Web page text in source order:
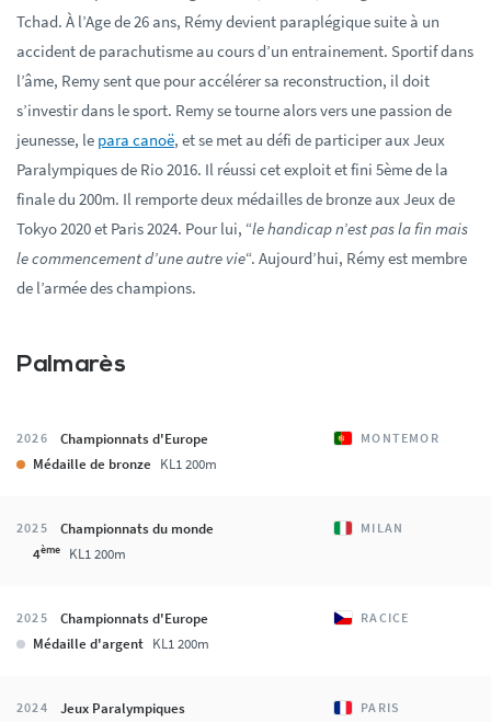
Tchad. À l’Age de 26 ans, Rémy devient paraplégique suite à un
accident de parachutisme au cours d’un entrainement. Sportif dans
l’âme, Remy sent que pour accélérer sa reconstruction, il doit
s’investir dans le sport. Remy se tourne alors vers une passion de
jeunesse, le para canoë, et se met au défi de participer aux Jeux
Paralympiques de Rio 2016. Il réussi cet exploit et fini 5ème de la
finale du 200m. Il remporte deux médailles de bronze aux Jeux de
Tokyo 2020 et Paris 2024. Pour lui, “le handicap n’est pas la ﬁn mais
le commencement d’une autre vie“. Aujourd’hui, Rémy est membre
de l’armée des champions.
Palmarès
2026 Championnats d'Europe MONTEMOR
Médaille de bronze KL1 200m
2025 Championnats du monde MILAN
4ème KL1 200m
2025 Championnats d'Europe RACICE
Médaille d'argent KL1 200m
2024 Jeux Paralympiques PARIS